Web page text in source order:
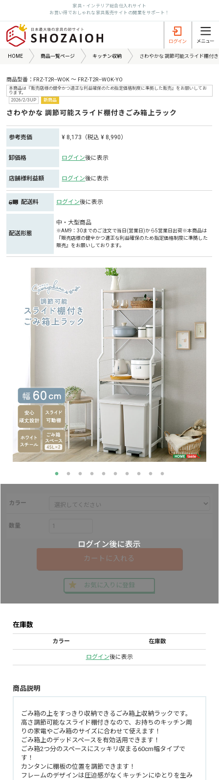
家具・インテリア総合仕入れサイト
お買い得でおしゃれな家具販売サイトの開業をサポート！
HOME 商品一覧ページ キッチン収納 さわやかな 調節可能スライド棚付
商品型番：FRZ-T2R--WOK ～ FRZ-T2R--WOK-YO
本商品は『販売店様の健全かつ適正な利益確保のため指定価格制度に準拠した販売』をお願いしてお
ります。
2026/2/3UP
新商品
さわやかな 調節可能スライド棚付きごみ箱上ラック
参考売価 ¥ 8,173（税込 ¥ 8,990）
卸価格 ログイン後に表示
店舗様利益額 ログイン後に表示
配送料 ログイン後に表示
配送形態
中・大型商品
※AM9：30までのご注文で当日(営業日)から5営業日出荷※本商品は
『販売店様の健全かつ適正な利益確保のため指定価格制度に準拠した
販売』をお願いしております。
カラー
数量
カートに入れる
お気に入りに登録
在庫数
カラー 在庫数
ログイン後に表示
商品説明
ごみ箱の上をすっきり収納できるごみ箱上収納ラックです。
高さ調節可能なスライド棚付きなので、お持ちのキッチン周
りの家電やごみ箱のサイズに合わせて使えます！
ごみ箱上のデッドスペースを有効活用できます！
ごみ箱2つ分のスペースにスッキリ収まる60cm幅タイプで
す！
カンタンに棚板の位置を調節できます！
フレームのデザインは圧迫感がなくキッチンにゆとりを生み